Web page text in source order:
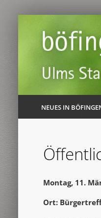
NEUES IN
Montag, 11.
Ort: Bürgertreff